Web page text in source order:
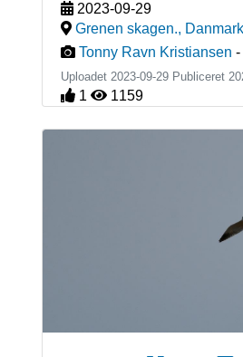
2023-09-29
Grenen skagen., Danmark
Tonny Ravn Kristiansen -
Uploadet 2023-09-29 Publiceret
1 1159